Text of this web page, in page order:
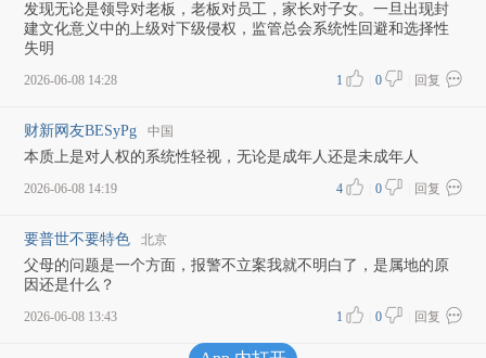
发现无论是领导对老板，老板对员工，家长对子女。一旦出现封
建文化意义中的上级对下级侵权，监管总会系统性回避和选择性
失明
2026-06-08 14:28 回复
0
1
财新网友BESyPg 中国
本质上是对人权的系统性轻视，无论是成年人还是未成年人
2026-06-08 14:19 回复
0
4
要普世不要特色 北京
父母的问题是一个方面，报警不立案我就不明白了，是属地的原
因还是什么？
2026-06-08 13:43 回复
0
1